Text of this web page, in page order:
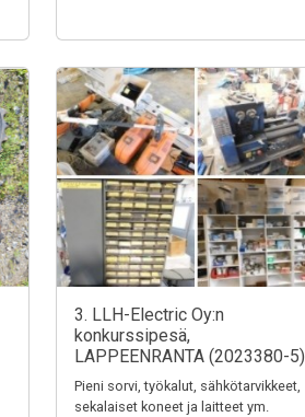
3. LLH-Electric Oy:n
konkurssipesä,
LAPPEENRANTA (2023380-5)
Pieni sorvi, työkalut, sähkötarvikkeet,
sekalaiset koneet ja laitteet ym.